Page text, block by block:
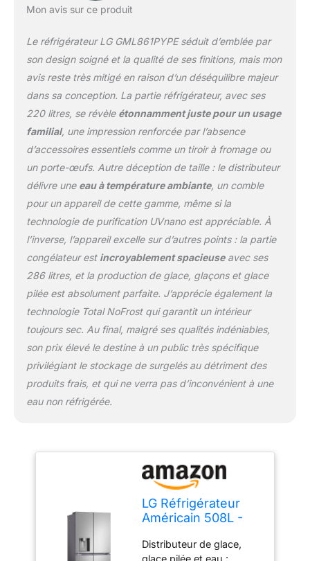
de dégivrage grâce à la
formation de givre à 0%
Grâce à la technologie
Total No Frost de LG, l’air
est distribué
uniformément dans tout
l’intérieur. Aucune
formation de givre ne se
produit en permanence,
aucun dégivrage n’est
nécessaire et la
consommation d’énergie
est constamment égale
technologie fonctionne
avec un algorithme qui
réduit les fluctuations de
température à l'intérieur
°C
Mon avis sur ce produit
Le réfrigérateur LG GML861PYPE séduit d’emblée par
son design soigné et la qualité de ses finitions, mais mon
avis reste très mitigé en raison d’un déséquilibre majeur
dans sa conception. La partie réfrigérateur, avec ses
220 litres, se révèle étonnamment juste pour un usage
familial, une impression renforcée par l’absence
d’accessoires essentiels comme un tiroir à fromage ou
un porte-œufs. Autre déception de taille : le distributeur
délivre une eau à température ambiante, un comble
pour un appareil de cette gamme, même si la
technologie de purification UVnano est appréciable. À
l’inverse, l’appareil excelle sur d’autres points : la partie
congélateur est incroyablement spacieuseavec ses
286 litres, et la production de glace, glaçons et glace
pilée est absolument parfaite. J’apprécie également la
technologie Total NoFrost qui garantit un intérieur
toujours sec. Au final, malgré ses qualités indéniables,
son prix élevé le destine à un public très spécifique
privilégiant le stockage de surgelés au détriment des
produits frais, et qui ne verra pas d’inconvénient à une
eau non réfrigérée.
LG Réfrigérateur
Américain 508L -
Distributeur de glace,